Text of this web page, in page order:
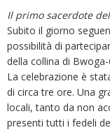
Il primo sacerdote
Subito il giorno
possibilità di
della collina di Bwoga-
La celebrazione è
di circa tre ore. Una
locali, tanto da non
presenti tutti i fedeli